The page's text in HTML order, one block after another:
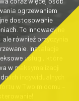
ogrzewaniem
dostosowanie
To innowacyjne
również przyczynia
Instalacje
usługi, które
w maksymalizacji
ich indywidualnych
w Twoim domu –